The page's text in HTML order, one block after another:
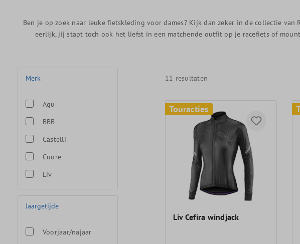
Ben je op zoek naar leuke fietskleding voor dames? Kijk dan zeker in de collectie
eerlijk, jij stapt toch ook het liefst in een matchende outfit op je racefiets of
Merk
Agu
BBB
Castelli
Cuore
Liv
Jaargetijde
Voorjaar/najaar
11 resultaten
Touracties
Liv Cefira windjack